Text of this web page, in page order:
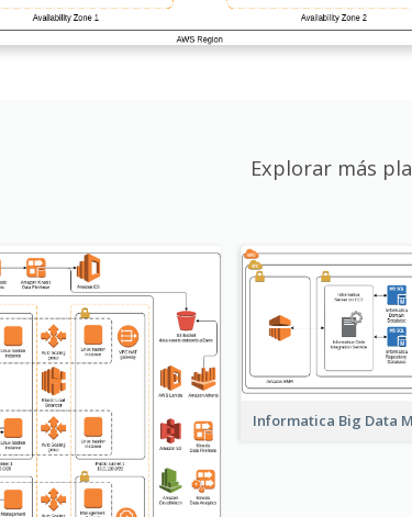
Explorar más
Informatica Big Data